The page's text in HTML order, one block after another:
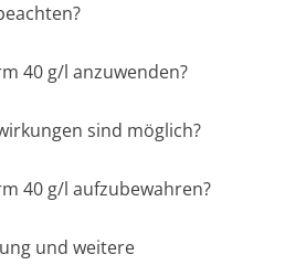
40 g/l anzuwenden?
sind möglich?
40 g/l aufzubewahren?
und weitere